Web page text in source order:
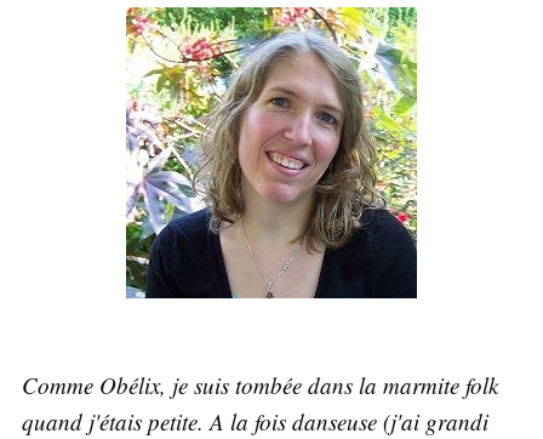
Comme Obélix, je suis tombée dans la marmite folk
quand j'étais petite. A la fois danseuse (j'ai grandi